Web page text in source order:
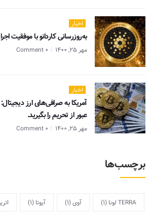
اخبار
به‌روزرسانی کاردانو با موفقیت
مهر 25, 1400 0 Comment
اخبار
آمریکا به صرافی‌های ارز
عبور از تحریم را بگیرید.
مهر 25, 1400 0 Comment
برچسب‌ها
TERRA لونا (1) آوی(1) آیوتا (1)